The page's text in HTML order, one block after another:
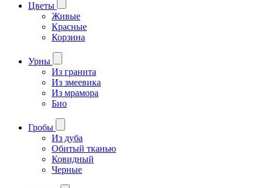
Цветы
Живые
Красные
Корзина
Урны
Из гранита
Из змеевика
Из мрамора
Био
Гробы
Из дуба
Обитый тканью
Ковидный
Черные